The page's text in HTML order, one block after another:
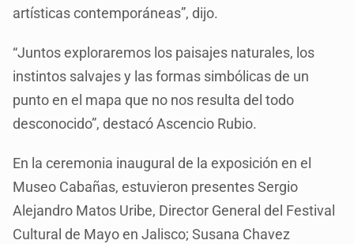
artísticas contemporáneas”, dijo.
“Juntos exploraremos los paisajes naturales, los
instintos salvajes y las formas simbólicas de un
punto en el mapa que no nos resulta del todo
desconocido”, destacó Ascencio Rubio.
En la ceremonia inaugural de la exposición en el
Museo Cabañas, estuvieron presentes Sergio
Alejandro Matos Uribe, Director General del Festival
Cultural de Mayo en Jalisco; Susana Chavez